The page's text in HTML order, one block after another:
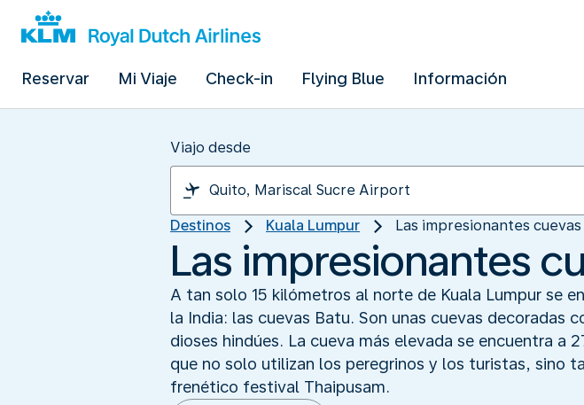
Reservar Mi Viaje Check-in Flying Blue Información
Viajo desde
Destinos Kuala Lumpur Las impresionantes cuevas
Las impresionantes
A tan solo 15 kilómetros al norte de Kuala Lumpur se
la India: las cuevas Batu. Son unas cuevas decoradas
dioses hindúes. La cueva más elevada se encuentra a
que no solo utilizan los peregrinos y los turistas, sino
frenético festival Thaipusam.